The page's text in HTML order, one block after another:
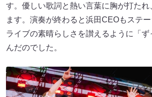
す。優しい歌詞と熱い言葉に胸が打たれ
ます。演奏が終わると浜田CEOもステー
ライブの素晴らしさを讃えるように「ず
んだのでした。